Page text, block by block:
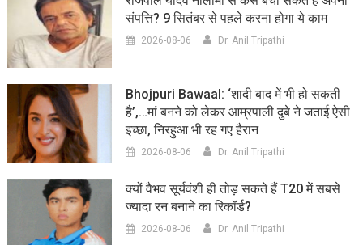
संपत्ति? 9 सितंबर से पहले करना होगा ये काम
2026-08-06 Dr. Anil Tripathi
Bhojpuri Bawaal: ‘शादी बाद में भी हो सकती
है’,…मां बनने को लेकर आम्रपाली दुबे ने जताई ऐसी
इच्छा, निरहुआ भी रह गए हैरान
2026-08-06 Dr. Anil Tripathi
क्यों वैभव सूर्यवंशी ही तोड़ सकते हैं T20 में सबसे
ज्यादा रन बनाने का रिकॉर्ड?
2026-08-06 Dr. Anil Tripathi